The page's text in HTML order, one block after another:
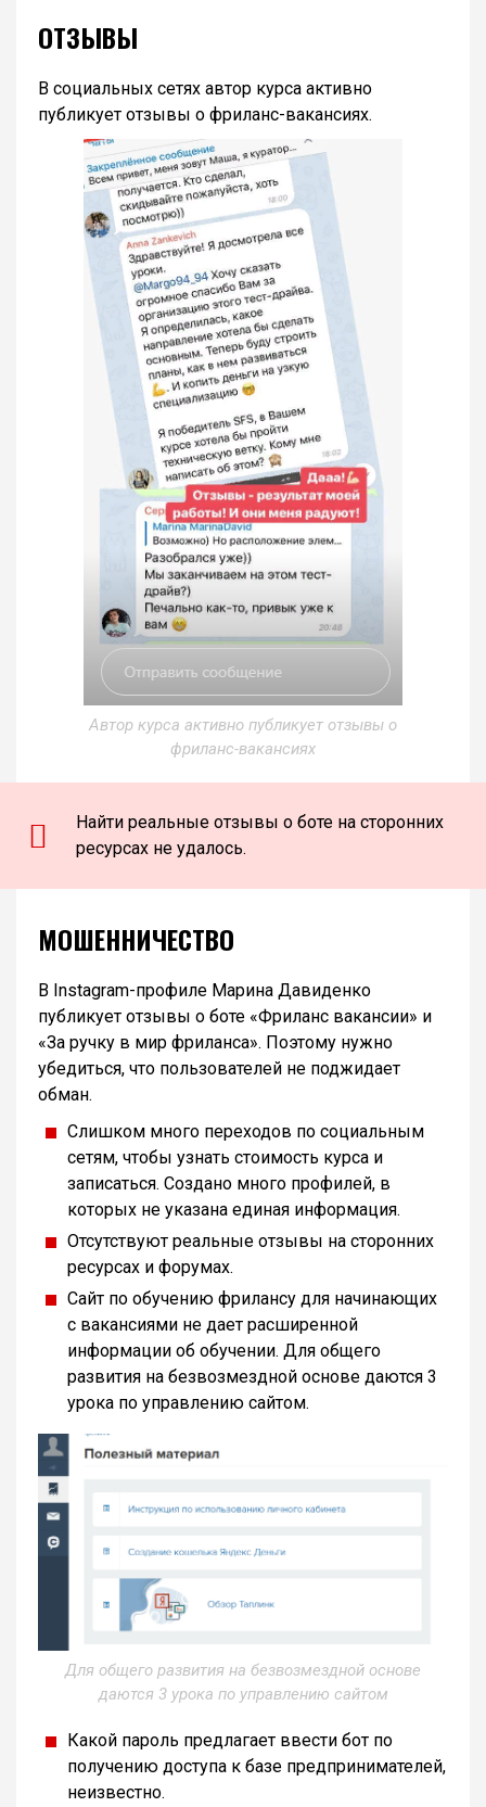
ОТЗЫВЫ
В социальных сетях автор курса активно
публикует отзывы о фриланс-вакансиях.
Автор курса активно публикует отзывы о
фриланс-вакансиях
Найти реальные отзывы о боте на сторонних
ресурсах не удалось.
МОШЕННИЧЕСТВО
В Instagram-профиле Марина Давиденко
публикует отзывы о боте «Фриланс вакансии» и
«За ручку в мир фриланса». Поэтому нужно
убедиться, что пользователей не поджидает
обман.
Слишком много переходов по социальным
сетям, чтобы узнать стоимость курса и
записаться. Создано много профилей, в
которых не указана единая информация.
Отсутствуют реальные отзывы на сторонних
ресурсах и форумах.
Сайт по обучению фрилансу для начинающих
с вакансиями не дает расширенной
информации об обучении. Для общего
развития на безвозмездной основе даются 3
урока по управлению сайтом.
Для общего развития на безвозмездной основе
даются 3 урока по управлению сайтом
Какой пароль предлагает ввести бот по
получению доступа к базе предпринимателей,
неизвестно.